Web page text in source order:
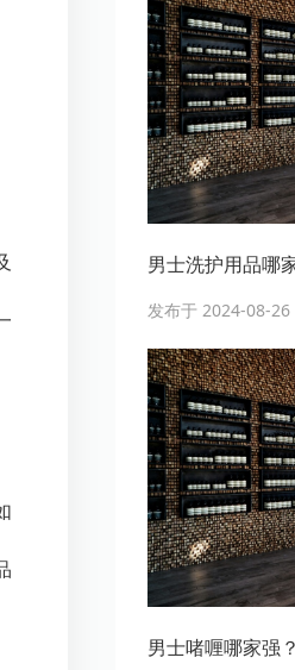
男士洗护用品哪
发布于 2024-08-26
男士啫喱哪家强